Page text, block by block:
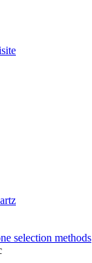
selection methods